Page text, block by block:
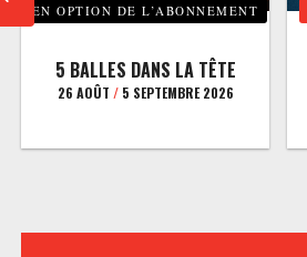
EN OPTION DE L’ABONNEMENT
5 BALLES DANS LA TÊTE
26 AOÛT /5 SEPTEMBRE 2026